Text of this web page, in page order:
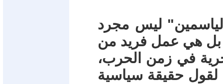
ليس مجرد
بل هي عمل فريد من
في زمن الحرب،
حقيقة سياسية